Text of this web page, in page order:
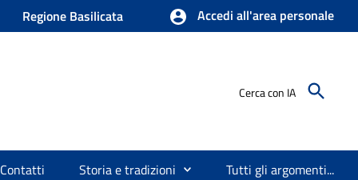
Regione Basilicata Accedi all'area personale
Cerca con IA
Contatti Storia e tradizioni Tutti gli argomenti...